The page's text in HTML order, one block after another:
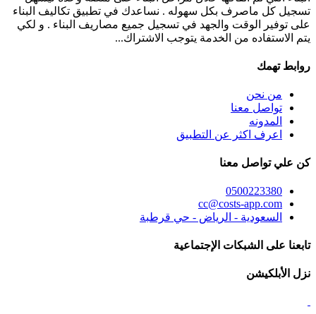
تسجيل كل ماصرف بكل سهوله . نساعدك في تطبيق تكاليف البناء
على توفير الوقت والجهد في تسجيل جميع مصاريف البناء . و لكي
يتم الاستفاده من الخدمة يتوجب الاشتراك...
روابط تهمك
من نحن
تواصل معنا
المدونه
اعرف اكثر عن التطبيق
كن علي تواصل معنا
0500223380
cc@costs-app.com
السعودية - الرياض - حي قرطبة
تابعنا على الشبكات الإجتماعية
نزل الأبلكيشن